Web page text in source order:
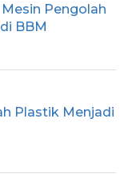
Pengolah
BBM
Plastik Menjadi